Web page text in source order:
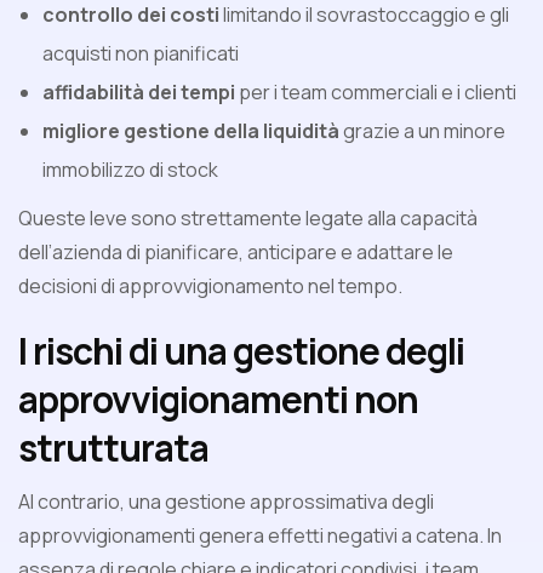
controllo dei costilimitando il sovrastoccaggio e gli
acquisti non pianificati
affidabilità dei tempi per i team commerciali e i clienti
migliore gestione della liquiditàgrazie a un minore
immobilizzo di stock
Queste leve sono strettamente legate alla capacità
dell’azienda di pianificare, anticipare e adattare le
decisioni di approvvigionamento nel tempo.
I rischi di una gestione degli
approvvigionamenti non
strutturata
Al contrario, una gestione approssimativa degli
approvvigionamenti genera effetti negativi a catena. In